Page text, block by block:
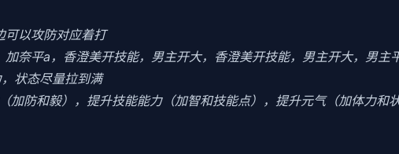
以攻防对应着打
奈平a，香澄美开技能，男主开大，香澄美开技能，男主开大，男主
状态尽量拉到满
加防和毅），提升技能能力（加智和技能点），提升元气（加体力和状